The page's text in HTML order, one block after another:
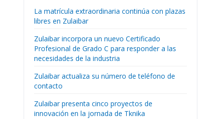
La matrícula extraordinaria continúa con plazas
libres en Zulaibar
Zulaibar incorpora un nuevo Certificado
Profesional de Grado C para responder a las
necesidades de la industria
Zulaibar actualiza su número de teléfono de
contacto
Zulaibar presenta cinco proyectos de
innovación en la jornada de Tknika